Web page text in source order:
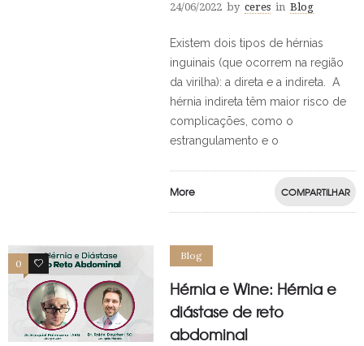
24/06/2022 by ceres in Blog
Existem dois tipos de hérnias
inguinais (que ocorrem na região
da virilha): a direta e a indireta. A
hérnia indireta têm maior risco de
complicações, como o
estrangulamento e o
More COMPARTILHAR
0 0
Blog
Hérnia e Wine: Hérnia e
diástase de reto
abdominal